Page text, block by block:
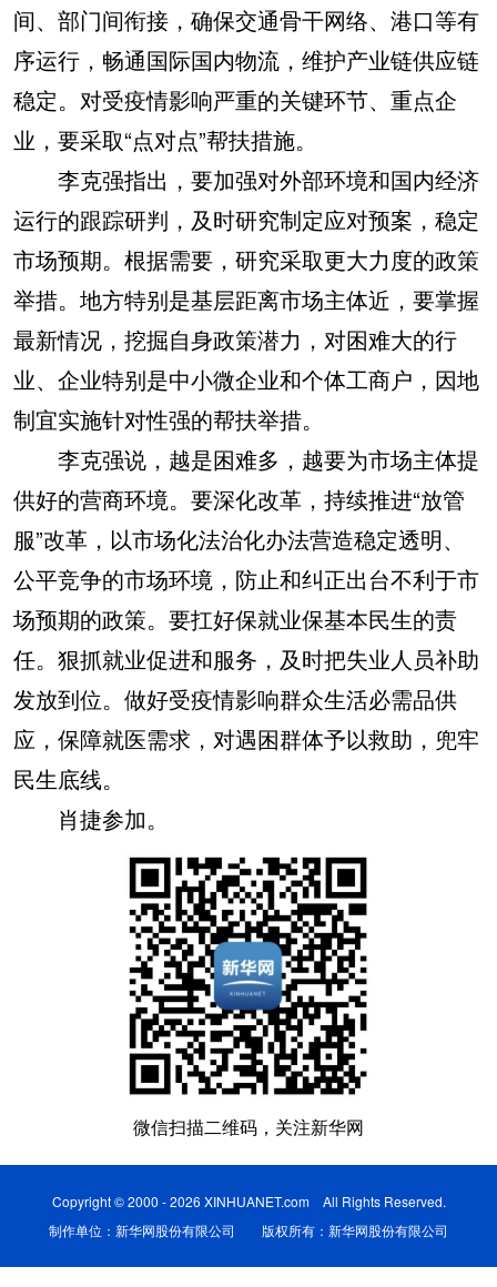
间、部门间衔接，确保交通骨干网络、港口等有
序运行，畅通国际国内物流，维护产业链供应链
稳定。对受疫情影响严重的关键环节、重点企
业，要采取“点对点”帮扶措施。
李克强指出，要加强对外部环境和国内经济
运行的跟踪研判，及时研究制定应对预案，稳定
市场预期。根据需要，研究采取更大力度的政策
举措。地方特别是基层距离市场主体近，要掌握
最新情况，挖掘自身政策潜力，对困难大的行
业、企业特别是中小微企业和个体工商户，因地
制宜实施针对性强的帮扶举措。
李克强说，越是困难多，越要为市场主体提
供好的营商环境。要深化改革，持续推进“放管
服”改革，以市场化法治化办法营造稳定透明、
公平竞争的市场环境，防止和纠正出台不利于市
场预期的政策。要扛好保就业保基本民生的责
任。狠抓就业促进和服务，及时把失业人员补助
发放到位。做好受疫情影响群众生活必需品供
应，保障就医需求，对遇困群体予以救助，兜牢
民生底线。
肖捷参加。
微信扫描二维码，关注新华网
Copyright © 2000 - 2026 XINHUANET.com All Rights Reserved.
制作单位：新华网股份有限公司 版权所有：新华网股份有限公司